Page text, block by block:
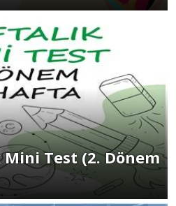
Mini Test (2. Dönem